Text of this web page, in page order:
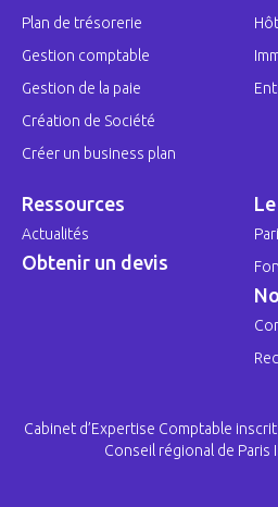
Plan de trésorerie
Gestion comptable
Gestion de la paie
Création de Société
Créer un business plan
Ressources
Actualités
Obtenir un devis
Cabinet d’Expertise Comptable
Conseil régional de Paris